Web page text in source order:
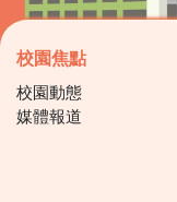
校園焦點
校園動態
媒體報道